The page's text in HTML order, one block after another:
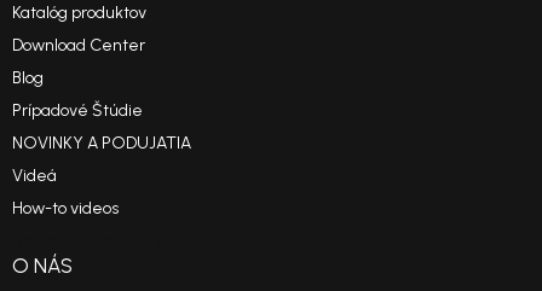
Katalóg produktov
Download Center
Blog
Prípadové Štúdie
NOVINKY A PODUJATIA
Videá
How-to videos
O NÁS